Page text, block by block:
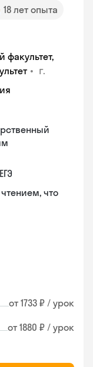
18 лет опыта
факультет,
• г.
что
от 1733 ₽ / урок
от 1880 ₽ / урок